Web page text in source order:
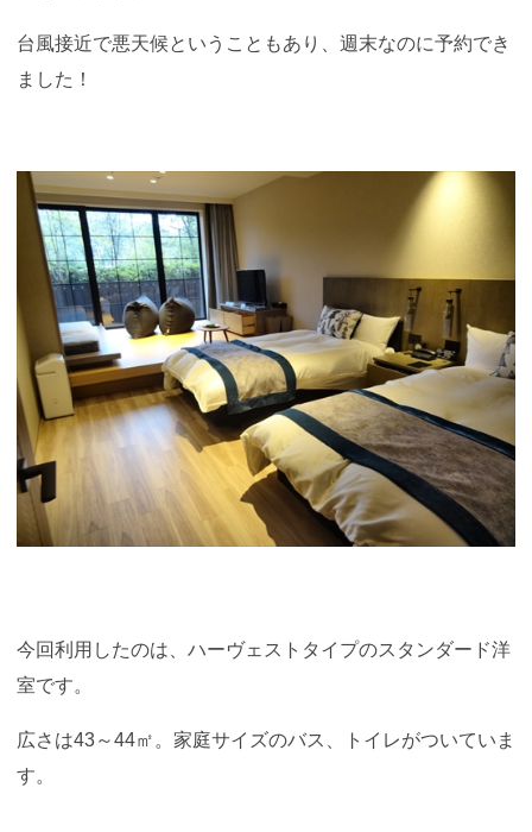
台風接近で悪天候ということもあり、週末なのに予約でき
ました！
今回利用したのは、ハーヴェストタイプのスタンダード洋
室です。
広さは43～44㎡。家庭サイズのバス、トイレがついていま
す。